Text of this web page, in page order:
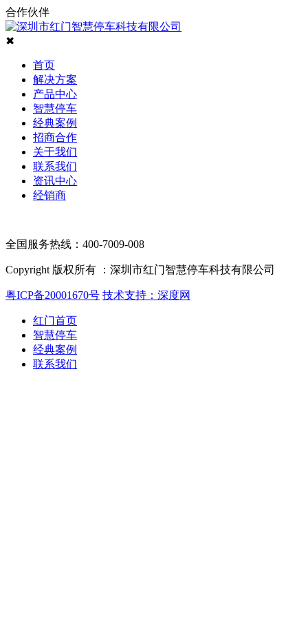
合作伙伴
✖
首页
解决方案
产品中心
智慧停车
经典案例
招商合作
关于我们
联系我们
资讯中心
经销商
全国服务热线：400-7009-008
Copyright 版权所有 ：深圳市红门智慧停车科技有限公司
粤ICP备20001670号 技术支持：深度网
红门首页
智慧停车
经典案例
联系我们